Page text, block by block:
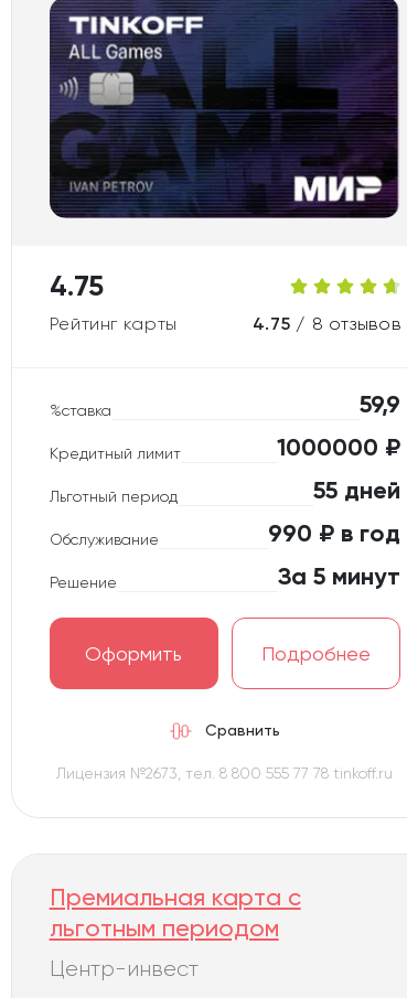
4.75
Рейтинг карты 4.75 / 8 отзывов
%ставка 59,9
Кредитный лимит 1000000 ₽
Льготный период 55 дней
Обслуживание 990 ₽ в год
Решение За 5 минут
Оформить Подробнее
Сравнить
Лицензия №2673, тел. 8 800 555 77 78 tinkoff.ru
Премиальная карта с
льготным периодом
Центр-инвест